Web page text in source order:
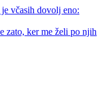
včasih dovolj eno:
zato, ker me želi po njih